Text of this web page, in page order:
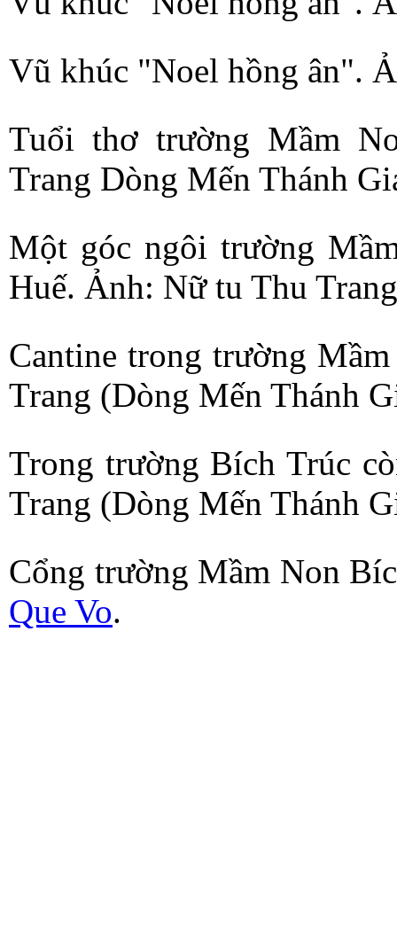
Vũ khúc "Noel hồng ân".
Tuổi thơ trường Mầm
Trang Dòng Mến Thánh
Một góc ngôi trường
Huế. Ảnh: Nữ tu Thu
Cantine trong trường
Trang (Dòng Mến Thánh
Trong trường Bích Trúc
Trang (Dòng Mến Thánh
Cổng trường Mầm Non
Que Vo.